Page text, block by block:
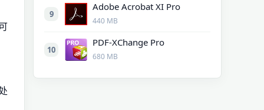
9
Adobe Acrobat XI Pro
440 MB
10
PDF-XChange Pro
680 MB